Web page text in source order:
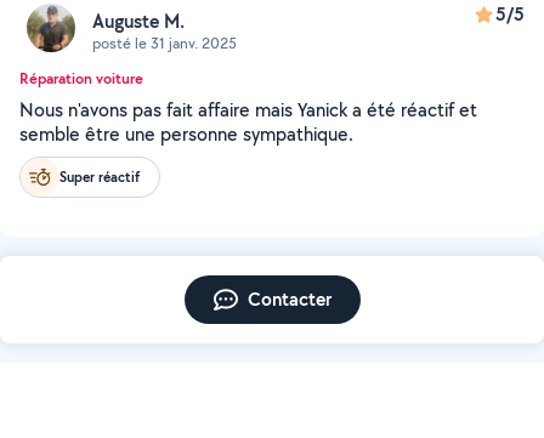
Auguste M.
posté le 31 janv. 2025
5/5
Réparation voiture
Nous n'avons pas fait affaire mais Yanick a été réactif et
semble être une personne sympathique.
Super réactif
Contacter